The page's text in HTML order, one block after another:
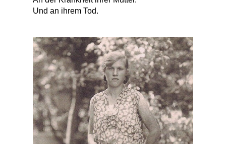
Und an ihrem Tod.